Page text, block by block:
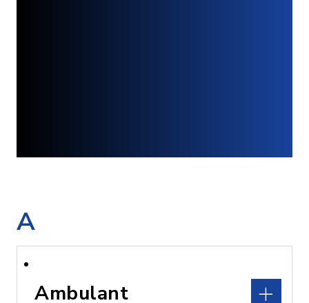
A
Ambulant